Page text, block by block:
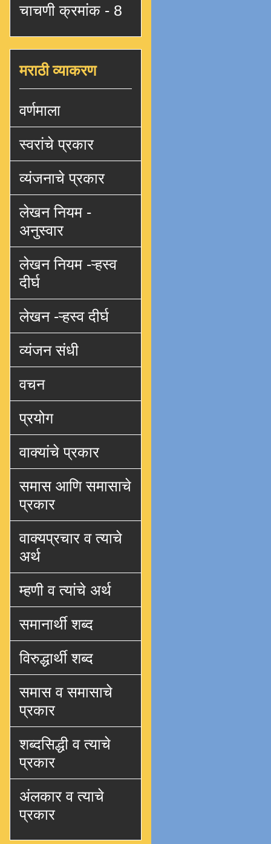
चाचणी क्रमांक - 8
मराठी व्याकरण
वर्णमाला
स्वरांचे प्रकार
व्यंजनाचे प्रकार
लेखन नियम -
अनुस्वार
लेखन नियम -ऱ्हस्व
दीर्घ
लेखन -ऱ्हस्व दीर्घ
व्यंजन संधी
वचन
प्रयोग
वाक्यांचे प्रकार
समास आणि समासाचे
प्रकार
वाक्यप्रचार व त्याचे
अर्थ
म्हणी व त्यांचे अर्थ
समानार्थी शब्द
विरुद्धार्थी शब्द
समास व समासाचे
प्रकार
शब्दसिद्धी व त्याचे
प्रकार
अंलकार व त्याचे
प्रकार